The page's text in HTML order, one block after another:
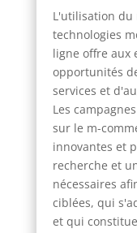
L'utilisation du
technologies
ligne offre aux
opportunités
services et
Les
sur le m-
innovantes et
recherche et
nécessaires
ciblées, qui
et qui